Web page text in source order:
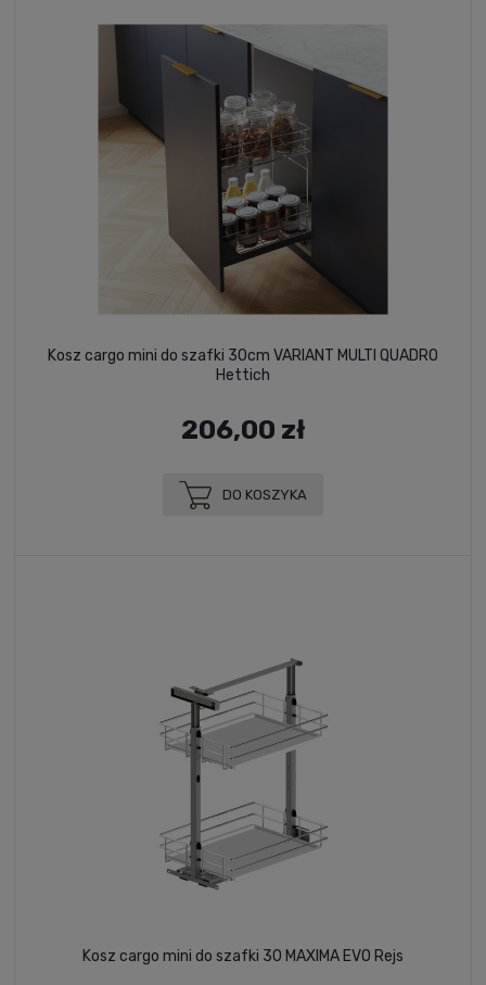
Kosz cargo mini do szafki 30cm VARIANT MULTI QUADRO
Hettich
206,00 zł
DO KOSZYKA
Kosz cargo mini do szafki 30 MAXIMA EVO Rejs